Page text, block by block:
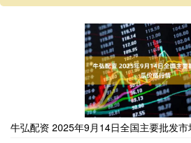
牛弘配资 2025年9月14日全国主要批发